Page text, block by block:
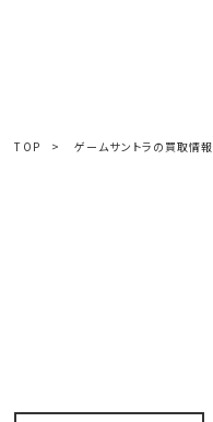
TOP > ゲームサントラの買取情報